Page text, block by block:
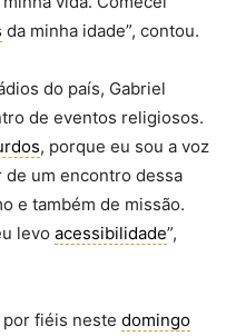
da minha idade”, contou.
do país, Gabriel
de eventos religiosos.
, porque eu sou a voz
de um encontro dessa
e também de missão.
levo acessibilidade”,
fiéis neste domingo